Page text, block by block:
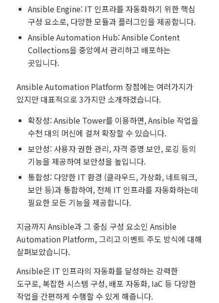
Ansible Engine: IT 인프라를 자동화하기 위한 핵심
구성 요소로, 다양한 모듈과 플러그인을 제공합니다.
Ansible Automation Hub: Ansible Content
Collections을 중앙에서 관리하고 배포하는
곳입니다.
Ansible Automation Platform 장점에는 여러가지가
있지만 대표적으로 3가지만 소개하겠습니다.
확장성: Ansible Tower를 이용하면, Ansible 작업을
수천 대의 머신에 걸쳐 확장할 수 있습니다.
보안성: 사용자 권한 관리, 자격 증명 보안, 로깅 등의
기능을 제공하여 보안성을 높입니다.
통합성: 다양한 IT 환경 (클라우드, 가상화, 네트워크,
보안 등)과 통합하여, 전체 IT 인프라를 자동화하는데
필요한 모든 기능을 제공합니다.
지금까지 Ansible과 그 중심 구성 요소인 Ansible
Automation Platform, 그리고 이벤트 주도 방식에 대해
살펴보았습니다.
Ansible은 IT 인프라의 자동화를 달성하는 강력한
도구로, 복잡한 시스템 구성, 배포 자동화, IaC 등 다양한
작업을 간편하게 수행할 수 있게 해줍니다.